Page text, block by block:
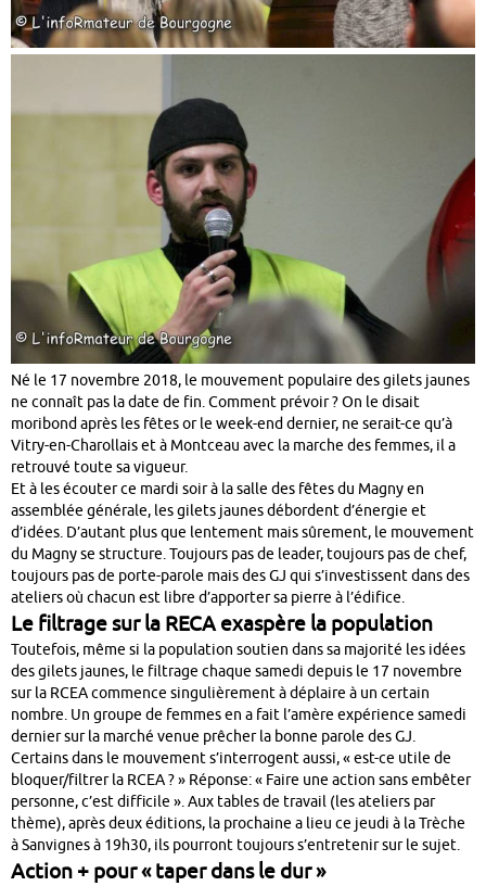
Né le 17 novembre 2018, le mouvement populaire des gilets jaunes
ne connaît pas la date de fin. Comment prévoir ? On le disait
moribond après les fêtes or le week-end dernier, ne serait-ce qu’à
Vitry-en-Charollais et à Montceau avec la marche des femmes, il a
retrouvé toute sa vigueur.
Et à les écouter ce mardi soir à la salle des fêtes du Magny en
assemblée générale, les gilets jaunes débordent d’énergie et
d’idées. D’autant plus que lentement mais sûrement, le mouvement
du Magny se structure. Toujours pas de leader, toujours pas de chef,
toujours pas de porte-parole mais des GJ qui s’investissent dans des
ateliers où chacun est libre d’apporter sa pierre à l’édifice.
Le filtrage sur la RECA exaspère la population
Toutefois, même si la population soutien dans sa majorité les idées
des gilets jaunes, le filtrage chaque samedi depuis le 17 novembre
sur la RCEA commence singulièrement à déplaire à un certain
nombre. Un groupe de femmes en a fait l’amère expérience samedi
dernier sur la marché venue prêcher la bonne parole des GJ.
Certains dans le mouvement s’interrogent aussi, « est-ce utile de
bloquer/filtrer la RCEA ? » Réponse: « Faire une action sans embêter
personne, c’est difficile ». Aux tables de travail (les ateliers par
thème), après deux éditions, la prochaine a lieu ce jeudi à la Trèche
à Sanvignes à 19h30, ils pourront toujours s’entretenir sur le sujet.
Action + pour « taper dans le dur »